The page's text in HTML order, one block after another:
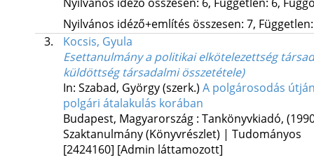
Nyilvános idéző összesen: 6, Független: 6,
Nyilvános idéző+említés összesen: 7,
3.
Kocsis, Gyula
Esettanulmány a politikai elkötelezettség
küldöttség társadalmi összetétele)
In: Szabad, György (szerk.) A polgárosodás
polgári átalakulás korában
Budapest, Magyarország : Tankönyvkiadó,
Szaktanulmány (Könyvrészlet) | Tudományos
[2424160] [Admin láttamozott]